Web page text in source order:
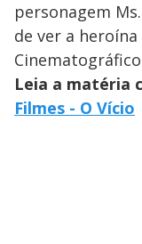
personagem
de ver a
Leia a matéria
Filmes - O Vício